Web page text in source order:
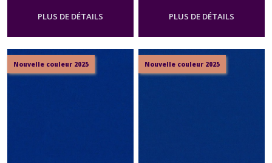
PLUS DE DÉTAILS PLUS DE DÉTAILS
Nouvelle couleur 2025 Nouvelle couleur 2025